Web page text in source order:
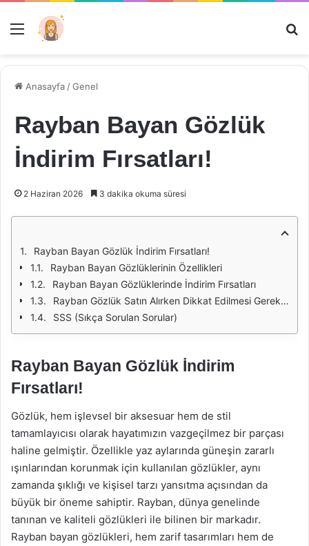
Menü
Anasayfa /Genel
Rayban Bayan Gözlük
İndirim Fırsatları!
2 Haziran 2026 3 dakika okuma süresi
Rayban Bayan Gözlük İndirim Fırsatları!
Rayban Bayan Gözlüklerinin Özellikleri
Rayban Bayan Gözlüklerinde İndirim Fırsatları
Rayban Gözlük Satın Alırken Dikkat Edilmesi Gerekenler
SSS (Sıkça Sorulan Sorular)
Rayban Bayan Gözlük İndirim
Fırsatları!
Gözlük, hem işlevsel bir aksesuar hem de stil
tamamlayıcısı olarak hayatımızın vazgeçilmez bir parçası
haline gelmiştir. Özellikle yaz aylarında güneşin zararlı
ışınlarından korunmak için kullanılan gözlükler, aynı
zamanda şıklığı ve kişisel tarzı yansıtma açısından da
büyük bir öneme sahiptir. Rayban, dünya genelinde
tanınan ve kaliteli gözlükleri ile bilinen bir markadır.
Rayban bayan gözlükleri, hem zarif tasarımları hem de